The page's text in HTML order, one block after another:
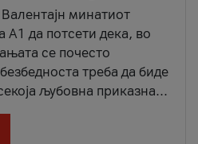
минатиот
А1 да потсети дека, во
се почесто
треба да биде
љубовна приказна...